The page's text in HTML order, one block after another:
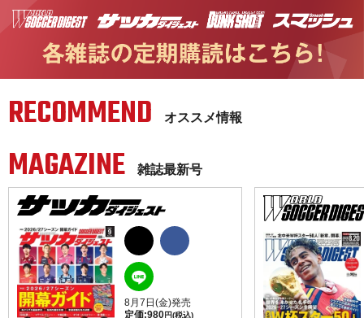
RECOMMEND オススメ情報
MAGAZINE 雑誌最新号
8月7日(金)発売
定価:980円(税込)